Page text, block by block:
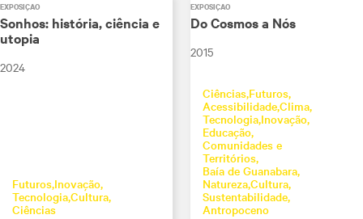
EXPOSIÇÃO
Sonhos: história, ciência e
utopia
2024
FuturosInovação
TecnologiaCultura
Ciências
EXPOSIÇÃO
Do Cosmos a Nós
2015
Ciências Futuros
AcessibilidadeClima
TecnologiaInovação
Educação
Comunidades e
Territórios
Baía de Guanabara
NaturezaCultura
Sustentabilidade
Antropoceno